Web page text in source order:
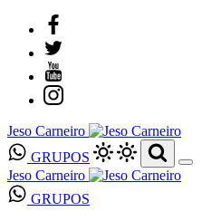
Jeso Carneiro
GRUPOS
Jeso Carneiro
GRUPOS